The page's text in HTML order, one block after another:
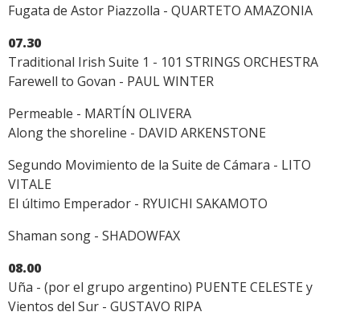
Fugata de Astor Piazzolla - QUARTETO AMAZONIA
07.30
Traditional Irish Suite 1 - 101 STRINGS ORCHESTRA
Farewell to Govan - PAUL WINTER
Permeable - MARTÍN OLIVERA
Along the shoreline - DAVID ARKENSTONE
Segundo Movimiento de la Suite de Cámara - LITO
VITALE
El último Emperador - RYUICHI SAKAMOTO
Shaman song - SHADOWFAX
08.00
Uña - (por el grupo argentino) PUENTE CELESTE y
Vientos del Sur - GUSTAVO RIPA